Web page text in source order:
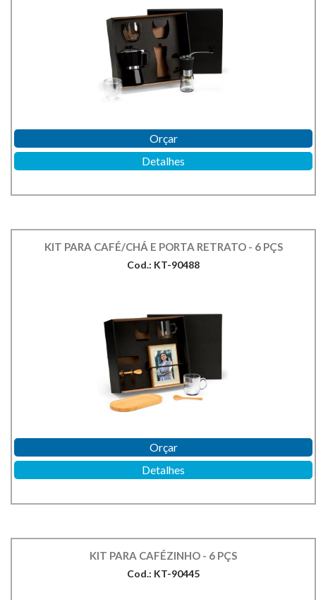
Orçar
Detalhes
KIT PARA CAFÉ/CHÁ E PORTA RETRATO - 6 PÇS
Cod.: KT-90488
Orçar
Detalhes
KIT PARA CAFÉZINHO - 6 PÇS
Cod.: KT-90445